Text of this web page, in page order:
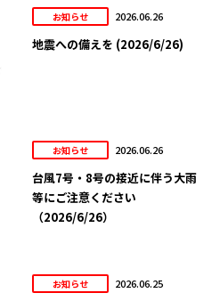
お知らせ 2026.06.26
地震への備えを (2026/6/26)
お知らせ 2026.06.26
台風7号・8号の接近に伴う大雨
等にご注意ください
（2026/6/26）
お知らせ 2026.06.25